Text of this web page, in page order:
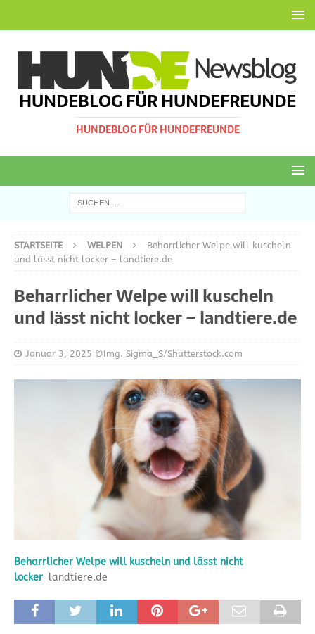
HUNDEBLOG FÜR HUNDEFREUNDE
HUNDEBLOG FÜR HUNDEFREUNDE
STARTSEITE WELPEN
Beharrlicher Welpe will kuscheln
und lässt nicht locker – landtiere.de
Beharrlicher Welpe will kuscheln
und lässt nicht locker – landtiere.de
Januar 3, 2025 ©Img. Sigma_S/Shutterstock.com
Beharrlicher Welpe will kuscheln und lässt nicht
locker landtiere.de